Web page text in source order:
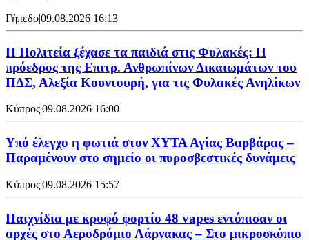
Γήπεδο|09.08.2026 16:13
Η Πολιτεία ξέχασε τα παιδιά στις Φυλακές: Η
πρόεδρος της Επιτρ. Ανθρωπίνων Δικαιωμάτων του
ΠΔΣ, Αλεξία Κουντουρή, για τις Φυλακές Ανηλίκων
Κύπρος|09.08.2026 16:00
Υπό έλεγχο η φωτιά στον ΧΥΤΑ Αγίας Βαρβάρας –
Παραμένουν στο σημείο οι πυροσβεστικές δυνάμεις
Κύπρος|09.08.2026 15:57
Παιχνίδια με κρυφό φορτίο 48 vapes εντόπισαν οι
αρχές στο Αεροδρόμιο Λάρνακας – Στο μικροσκόπιο